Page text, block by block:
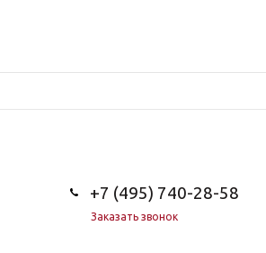
+7 (495) 740-28-58
Заказать звонок